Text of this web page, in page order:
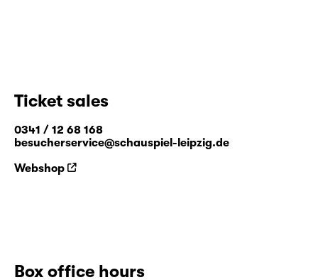
Ticket sales
0341 / 12 68 168
besucherservice@schauspiel-leipzig.de
Webshop
Box office hours